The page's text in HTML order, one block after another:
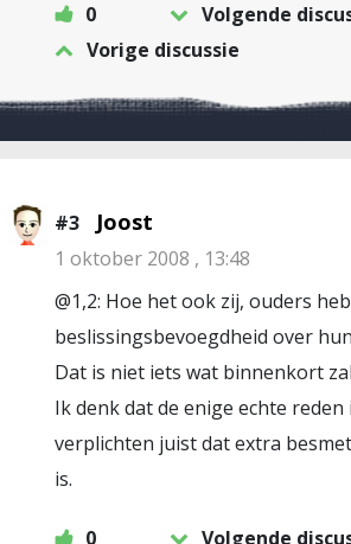
0
Volgende
Vorige discussie
#3 Joost
1 oktober 2008 , 13:48
@1,2: Hoe het ook zij, ouders
beslissingsbevoegdheid over
Dat is niet iets wat binnenkort
Ik denk dat de enige echte reden
verplichten juist dat extra
is.
0 Volgende